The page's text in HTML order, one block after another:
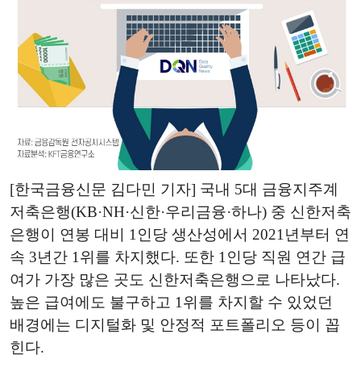
[한국금융신문 김다민 기자] 국내 5대 금융지주계
저축은행(KB·NH·신한·우리금융·하나) 중 신한저축
은행이 연봉 대비 1인당 생산성에서 2021년부터 연
속 3년간 1위를 차지했다. 또한 1인당 직원 연간 급
여가 가장 많은 곳도 신한저축은행으로 나타났다.
높은 급여에도 불구하고 1위를 차지할 수 있었던
배경에는 디지털화 및 안정적 포트폴리오 등이 꼽
힌다.